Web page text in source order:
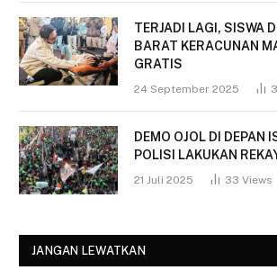
TERJADI LAGI, SISWA
BARAT KERACUNAN
GRATIS
24 September 2025
DEMO OJOL DI DEPAN
POLISI LAKUKAN
21 Juli 2025 33 Views
JANGAN LEWATKAN